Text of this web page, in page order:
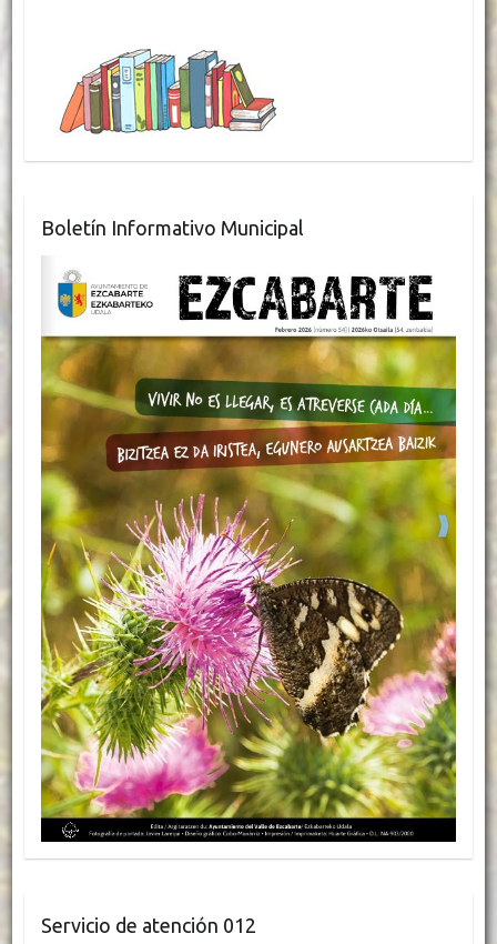
Boletín Informativo Municipal
Servicio de atención 012